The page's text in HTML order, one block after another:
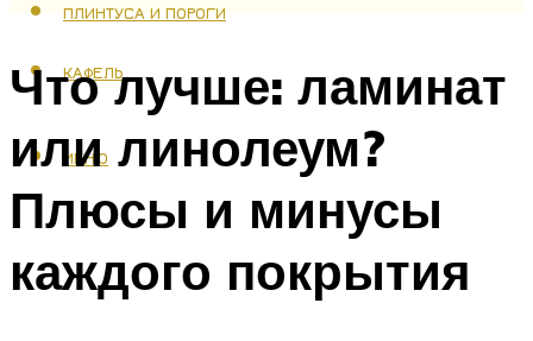
ПЛИНТУСА И ПОРОГИ
КАФЕЛЬ
МЕНЮ
Что лучше: ламинат
или линолеум?
Плюсы и минусы
каждого покрытия